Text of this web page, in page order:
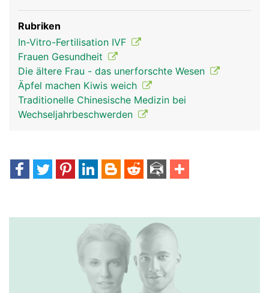
Rubriken
In-Vitro-Fertilisation IVF
Frauen Gesundheit
Die ältere Frau - das unerforschte Wesen
Äpfel machen Kiwis weich
Traditionelle Chinesische Medizin bei
Wechseljahrbeschwerden